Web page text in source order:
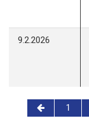
9.2.2026
1